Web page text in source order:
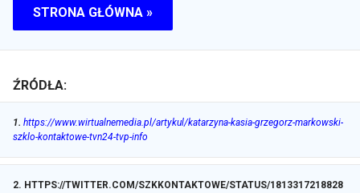
STRONA GŁÓWNA »
ŹRÓDŁA:
1. https://www.wirtualnemedia.pl/artykul/katarzyna-kasia-grzegorz-markowski-
szklo-kontaktowe-tvn24-tvp-info
2. HTTPS://TWITTER.COM/SZKKONTAKTOWE/STATUS/1813317218828